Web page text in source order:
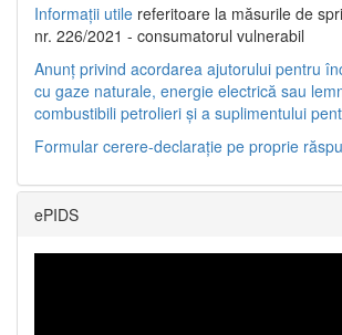
Informații utile referitoare la măsurile de
nr. 226/2021 - consumatorul vulnerabil
Anunț privind acordarea ajutorului pentru
cu gaze naturale, energie electrică sau
combustibili petrolieri și a suplimentului
Formular cerere-declarație pe proprie
ePIDS